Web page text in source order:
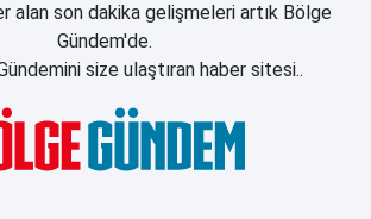
alan son dakika gelişmeleri artık Bölge
Gündem'de.
size ulaştıran haber sitesi..